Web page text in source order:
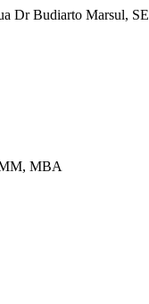
Dr Budiarto Marsul,
MBA